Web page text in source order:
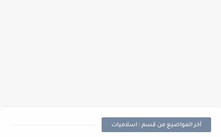
أخر المواضيع من قسم : اسلاميات